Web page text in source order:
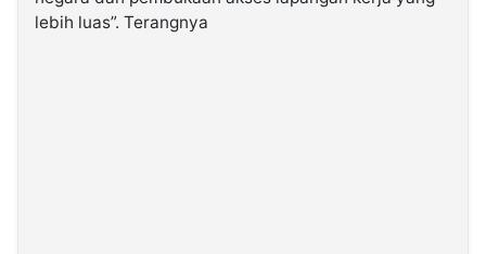
lebih luas”. Terangnya